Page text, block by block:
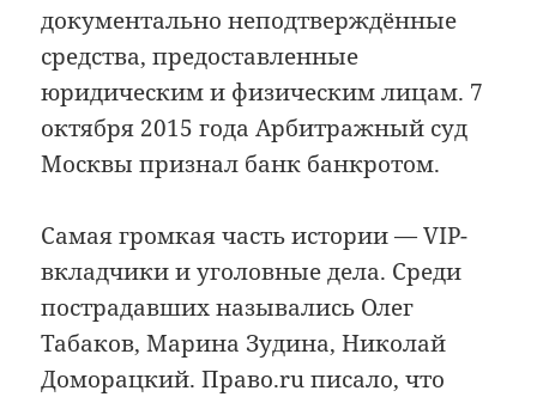
документально неподтверждённые
средства, предоставленные
юридическим и физическим лицам. 7
октября 2015 года Арбитражный суд
Москвы признал банк банкротом.
Самая громкая часть истории — VIP-
вкладчики и уголовные дела. Среди
пострадавших назывались Олег
Табаков, Марина Зудина, Николай
Доморацкий. Право.ru писало, что